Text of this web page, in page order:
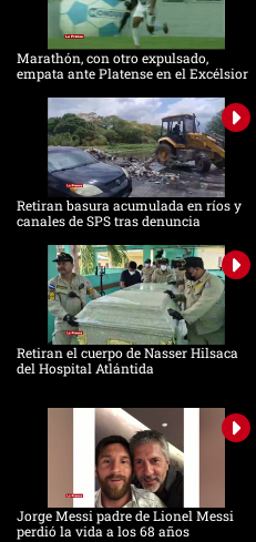
Marathón, con otro expulsado,
empata ante Platense en el Excélsior
Retiran basura acumulada en ríos y
canales de SPS tras denuncia
Retiran el cuerpo de Nasser Hilsaca
del Hospital Atlántida
Jorge Messi padre de Lionel Messi
perdió la vida a los 68 años